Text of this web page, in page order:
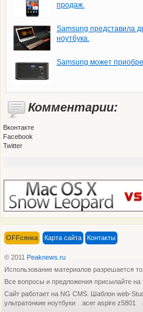
Компания Samsung
продаж.
Samsung представила
ноутбука.
Samsung может
Комментарии:
Вконтакте
Facebook
Twitter
OFFсянка Карта сайта Контакты
© 2011 Peaknews.ru
Использование материалов разрешается
Все вопросы и предложения присылайте на
Сайт работает на NG CMS. Шаблон web-
ультратонкие ноутбуки
acer aspire z5801